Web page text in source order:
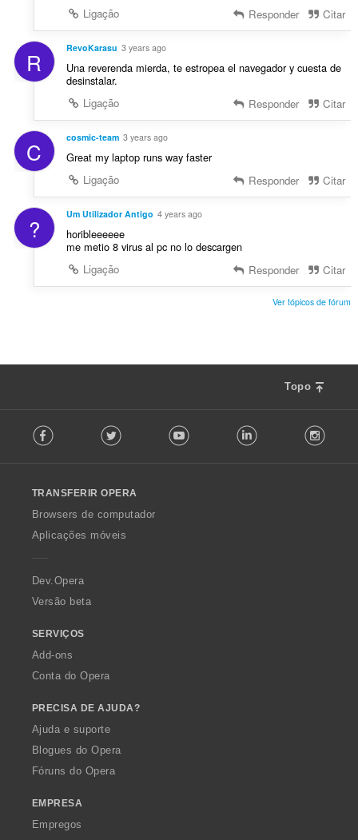
Ligação
Responder Citar
R RevoKarasu 3 years ago
Una reverenda mierda, te estropea el navegador y cuesta de
desinstalar.
Ligação
Responder Citar
C cosmic-team 3 years ago
Great my laptop runs way faster
Ligação
Responder Citar
? Um Utilizador Antigo 4 years ago
horibleeeeee
me metio 8 virus al pc no lo descargen
Ligação
Responder Citar
Ver tópicos de fórum
Topo
o
w
O
p
a
Facebook Twitter Youtube LinkedIn
TRANSFERIR OPERA
Browsers de computador
Aplicações móveis
Dev.Opera
Versão beta
SERVIÇOS
Add-ons
Conta do Opera
PRECISA DE AJUDA?
Ajuda e suporte
Blogues do Opera
Fóruns do Opera
EMPRESA
Empregos